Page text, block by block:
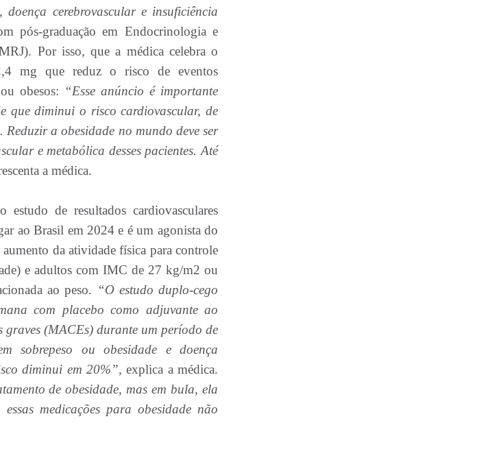
cerebrovascular e insuficiência
pós-graduação em Endocrinologia e
Por isso, que a médica celebra o
mg que reduz o risco de eventos
obesos: “Esse anúncio é importante
que diminui o risco cardiovascular, de
a obesidade no mundo deve ser
e metabólica desses pacientes. Até
a médica.
de resultados cardiovasculares
ao Brasil em 2024 e é um agonista do
da atividade física para controle
e adultos com IMC de 27 kg/m2 ou
ao peso. “O estudo duplo-cego
com placebo como adjuvante ao
graves (MACEs) durante um período de
sobrepeso ou obesidade e doença
diminui em 20%”,explica a médica.
de obesidade, mas em bula, ela
medicações para obesidade não